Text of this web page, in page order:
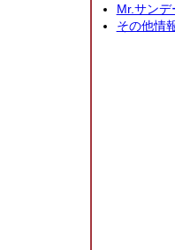
Mr.サンデ
その他情